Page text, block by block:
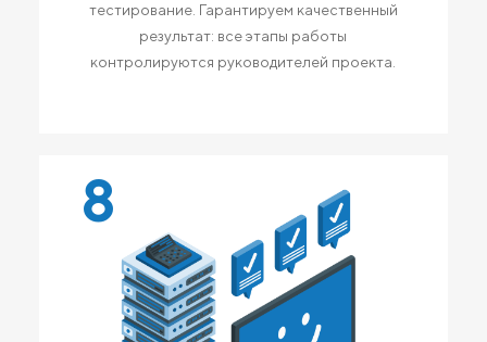
тестирование. Гарантируем качественный
результат: все этапы работы
контролируются руководителей проекта.
8